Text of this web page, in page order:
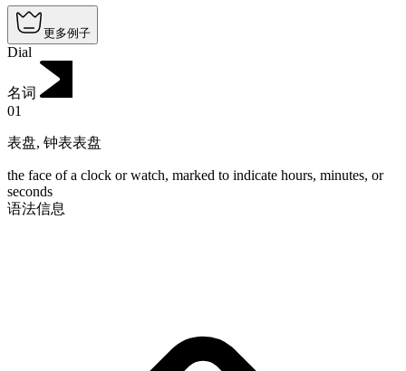
更多例子
Dial
名词
01
表盘, 钟表表盘
the face of a clock or watch, marked to indicate hours, minutes, or
seconds
语法信息